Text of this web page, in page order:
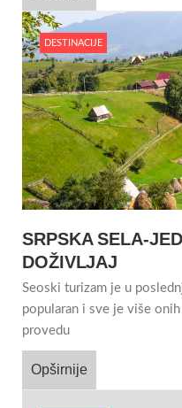
DESTINACIJE
SRPSKA SELA-
DOŽIVLJAJ
Seoski turizam je u
popularan i sve je više
provedu
Opširnije